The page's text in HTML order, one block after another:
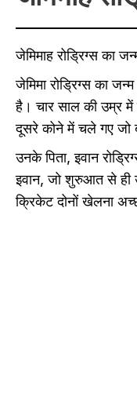
जेमिमाह रोड्रिग्स का
जेमिमा रोड्रिग्स का
है। चार साल की उम्र
दूसरे कोने में चले गए जो
उनके पिता, इवान
इवान, जो शुरुआत से ही
क्रिकेट दोनों खेलना